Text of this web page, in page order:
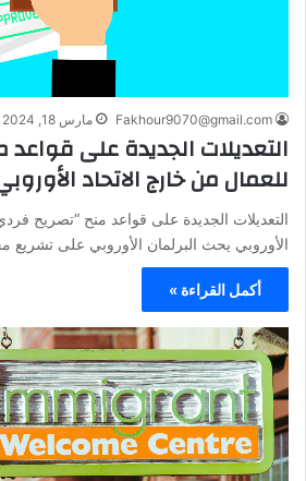
Fakhour9070@gmail.com مارس 18, 2024
التعديلات الجديدة على
للعمال من خارج الاتحاد
التعديلات الجديدة على قواعد منح “تصريح
الأوروبي يحث البرلمان الأوروبي على
أكمل القراءة »